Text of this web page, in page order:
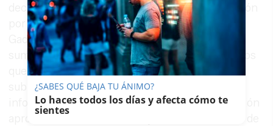
declaraciones que se producen tras la aprobación
por parte del Consorcio de Aguas de la Zona
Gaditana de una actualización de la tasa por el
suministro de agua en alta a los 18 ayuntamientos
que están bajo su paraguas y que supondrá una
subida del agua del 15 por ciento. Según ha
informado el PP en una nota, esta es una decisión
aprobada con "nocturnidad y alevosía" a finales de
¿SABES QUÉ BAJA TU ÁNIMO?
Lo haces todos los días y afecta cómo te
sientes